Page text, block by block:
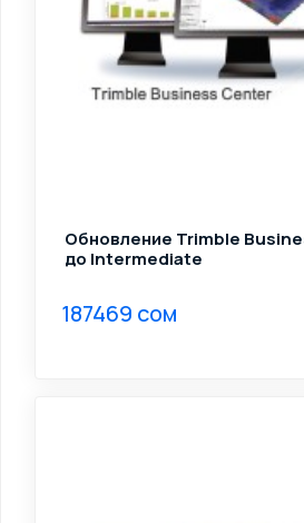
Обновление Trimble
до Intermediate
187469 сом